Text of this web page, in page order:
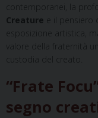
contemporanei, la
Creature e il pensiero
esposizione artistica,
valore della fraternità
custodia del creato.
“Frate
segno